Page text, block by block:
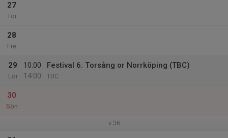
27
Tor
28
Fre
29
Lör
10:00
14:00
Festival 6: Torsång or Norrköping (TBC)
TBC
30
Sön
v.36